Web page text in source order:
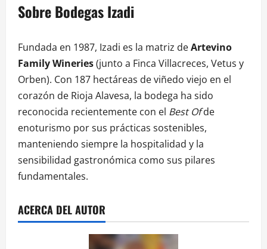
Sobre Bodegas Izadi
Fundada en 1987, Izadi es la matriz deArtevino
Family Wineries(junto a Finca Villacreces, Vetus y
Orben). Con 187 hectáreas de viñedo viejo en el
corazón de Rioja Alavesa, la bodega ha sido
reconocida recientemente con el Best Ofde
enoturismo por sus prácticas sostenibles,
manteniendo siempre la hospitalidad y la
sensibilidad gastronómica como sus pilares
fundamentales.
ACERCA DEL AUTOR